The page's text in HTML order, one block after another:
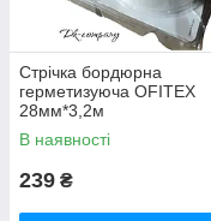
Стрічка бордюрна
герметизуюча OFITEX
28мм*3,2м
В наявності
239 ₴